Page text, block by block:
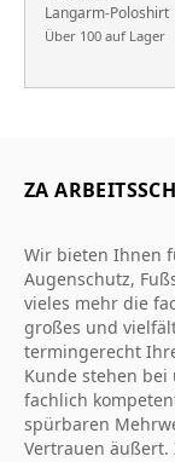
Langarm-Poloshirt
Über 100 auf Lager
ZA
Wir bieten Ihnen
Augenschutz,
vieles mehr die
großes und
termingerecht
Kunde stehen
fachlich
spürbaren
Vertrauen äußert.